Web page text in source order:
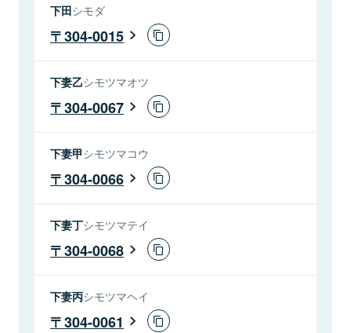
下田シモダ
304-0015
下妻乙シモツマオツ
304-0067
下妻甲シモツマコウ
304-0066
下妻丁シモツマテイ
304-0068
下妻丙シモツマヘイ
304-0061